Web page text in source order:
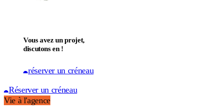
Vous avez un projet,
discutons en !
réserver un créneau
Réserver un créneau
Vie à l'agence